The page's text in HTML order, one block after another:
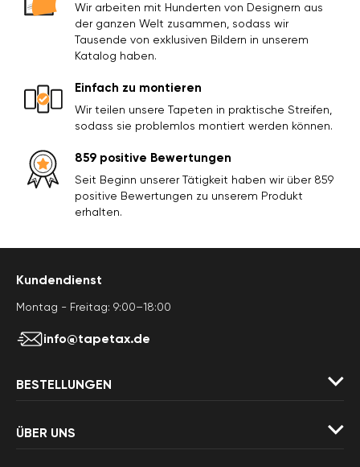
Wir arbeiten mit Hunderten von Designern aus
der ganzen Welt zusammen, sodass wir
Tausende von exklusiven Bildern in unserem
Katalog haben.
Einfach zu montieren
Wir teilen unsere Tapeten in praktische Streifen,
sodass sie problemlos montiert werden können.
859 positive Bewertungen
Seit Beginn unserer Tätigkeit haben wir über 859
positive Bewertungen zu unserem Produkt
erhalten.
Kundendienst
Montag - Freitag: 9:00–18:00
info@tapetax.de
BESTELLUNGEN
ÜBER UNS